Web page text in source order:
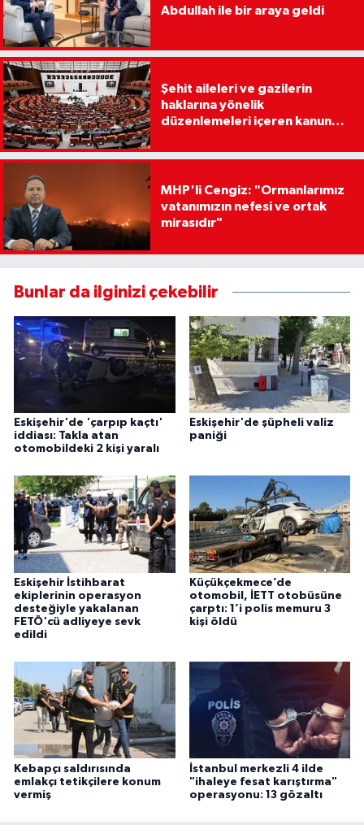
Abdullah ile bir araya geldi
Şehit aileleri ve gazilerin
haklarına yönelik
düzenlemeleri içeren kanun
Komisyonunda
MHP'li Cengiz: "Ormanlarımız
vatanımızın nefesi ve ortak
mirasıdır"
Bunlar da ilginizi çekebilir
Eskişehir'de 'çarpıp kaçtı'
iddiası: Takla atan
otomobildeki 2 kişi yaralı
Eskişehir'de şüpheli valiz
paniği
Eskişehir İstihbarat
ekiplerinin operasyon
desteğiyle yakalanan
FETÖ'cü adliyeye sevk
edildi
Küçükçekmece’de
otomobil, İETT otobüsüne
çarptı: 1’i polis memuru 3
kişi öldü
Kebapçı saldırısında
emlakçı tetikçilere konum
vermiş
İstanbul merkezli 4 ilde
"ihaleye fesat karıştırma"
operasyonu: 13 gözaltı